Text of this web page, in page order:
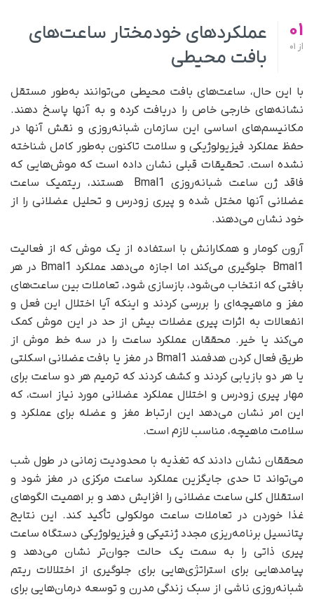
01
از
عملکردهای خودمختار ساعت‌های
بافت محیطی
با این حال، ساعت‌های بافت محیطی می‌توانند به‌طور مستقل
نشانه‌های خارجی خاص را دریافت کرده و به آنها پاسخ دهند.
مکانیسم‌های اساسی این سازمان شبانه‌روزی و نقش آنها در
حفظ عملکرد فیزیولوژیکی و سلامت تاکنون به‌طور کامل شناخته
نشده است. تحقیقات قبلی نشان داده است که موش‌هایی که
فاقد ژن ساعت شبانه‌روزی Bmal1 هستند، ریتمیک ساعت
عضلانی آنها مختل شده و پیری زودرس و تحلیل عضلانی را از
خود نشان می‌دهند.
آرون کومار و همکارانش با استفاده از یک موش که از فعالیت
Bmal1 جلوگیری می‌کند اما اجازه می‌دهد عملکرد Bmal1 در هر
بافتی که انتخاب می‌شود، بازسازی شود، تعاملات بین ساعت‌های
مغز و ماهیچه‌ای را بررسی کردند و اینکه آیا اختلال این فعل و
انفعالات به اثرات پیری عضلات بیش از حد در این موش کمک
می‌کند یا خیر. محققان عملکرد ساعت را در سه خط موش از
طریق فعال کردن هدفمند Bmal1 در مغز یا بافت عضلانی اسکلتی
یا هر دو بازیابی کردند و کشف کردند که ترمیم هر دو ساعت برای
مهار پیری زودرس و اختلال عملکرد عضلانی مورد نیاز است، که
این امر نشان می‌دهد این ارتباط مغز و عضله برای عملکرد و
سلامت ماهیچه، مناسب لازم است.
محققان نشان دادند که تغذیه با محدودیت زمانی در طول شب
می‌تواند تا حدی جایگزین عملکرد ساعت مرکزی در مغز شود و
استقلال کلی ساعت عضلانی را افزایش دهد و بر اهمیت الگوهای
غذا خوردن در تعاملات ساعت مولکولی تأکید کند. این نتایج
پتانسیل برنامه‌ریزی مجدد ژنتیکی و فیزیولوژیکی دستگاه ساعت
پیری ذاتی را به سمت یک حالت جوان‌تر نشان می‌دهد و
پیامدهایی برای استراتژی‌هایی برای جلوگیری از اختلالات ریتم
شبانه‌روزی ناشی از سبک زندگی مدرن و توسعه درمان‌هایی برای